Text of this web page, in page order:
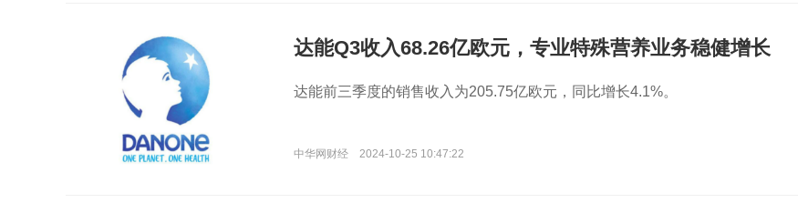
达能Q3收入68.26亿欧元，专业特殊营养业务稳健增长
达能前三季度的销售收入为205.75亿欧元，同比增长4.1%。
中华网财经 2024-10-25 10:47:22